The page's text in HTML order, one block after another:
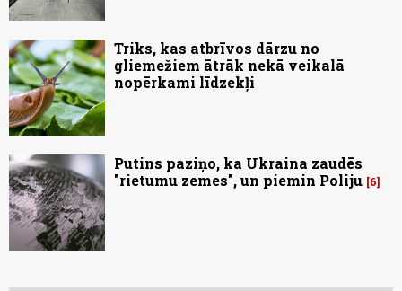
Triks, kas atbrīvos dārzu no
gliemežiem ātrāk nekā veikalā
nopērkami līdzekļi
Putins paziņo, ka Ukraina zaudēs
"rietumu zemes", un piemin Poliju 6